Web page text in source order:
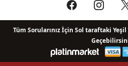
Tüm Sorularınız İçin Sol taraftaki